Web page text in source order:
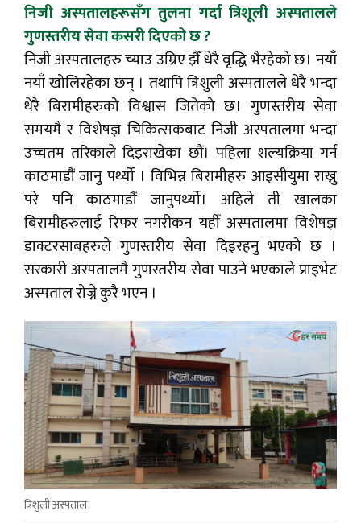
निजी अस्पतालहरूसँग तुलना गर्दा त्रिशूली अस्पतालले
गुणस्तरीय सेवा कसरी दिएको छ ?
निजी अस्पतालहरु च्याउ उम्रिए झैँ धेरै वृद्धि भैरहेको छ। नयाँ
नयाँ खोलिरहेका छन् । तथापि त्रिशुली अस्पतालले धेरै भन्दा
धेरै बिरामीहरुको विश्वास जितेको छ। गुणस्तरीय सेवा
समयमै र विशेषज्ञ चिकित्सकबाट निजी अस्पतालमा भन्दा
उच्चतम तरिकाले दिइराखेका छौं। पहिला शल्यक्रिया गर्न
काठमाडौं जानु पर्थ्यो । विभिन्न बिरामीहरु आइसीयुमा राख्नु
परे पनि काठमाडौं जानुपर्थ्यो। अहिले ती खालका
बिरामीहरुलाई रिफर नगरीकन यहीँ अस्पतालमा विशेषज्ञ
डाक्टरसाबहरुले गुणस्तरीय सेवा दिइरहनु भएको छ ।
सरकारी अस्पतालमै गुणस्तरीय सेवा पाउने भएकाले प्राइभेट
अस्पताल रोज्ने कुरै भएन ।
त्रिशुली अस्पताल।